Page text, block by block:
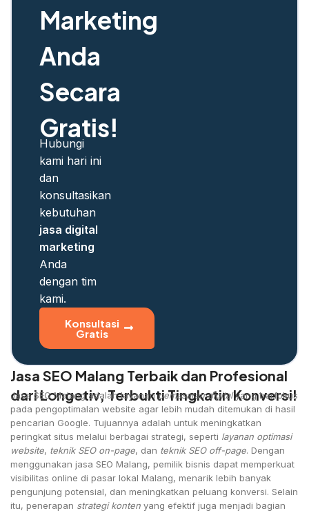
Marketing
Anda
Secara
Gratis!
Hubungi
kami hari ini
dan
konsultasikan
kebutuhan
jasa digital
marketing
Anda
dengan tim
kami.
Konsultasi
Gratis
Jasa SEO Malang Terbaik dan Profesional
dari Longetiv, Terbukti Tingkatin Konversi!
Jasa SEO Malang adalah layananpemasaran digitalyang berfokus
pada pengoptimalan website agar lebih mudah ditemukan di hasil
pencarian Google. Tujuannya adalah untuk meningkatkan
peringkat situs melalui berbagai strategi, seperti layanan optimasi
website, teknik SEO on-page, dan teknik SEO off-page. Dengan
menggunakan jasa SEO Malang, pemilik bisnis dapat memperkuat
visibilitas online di pasar lokal Malang, menarik lebih banyak
pengunjung potensial, dan meningkatkan peluang konversi. Selain
itu, penerapan strategi konten yang efektif juga menjadi bagian